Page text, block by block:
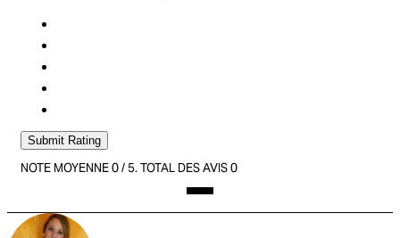
Submit Rating
NOTE MOYENNE0/ 5. TOTAL DES AVIS0